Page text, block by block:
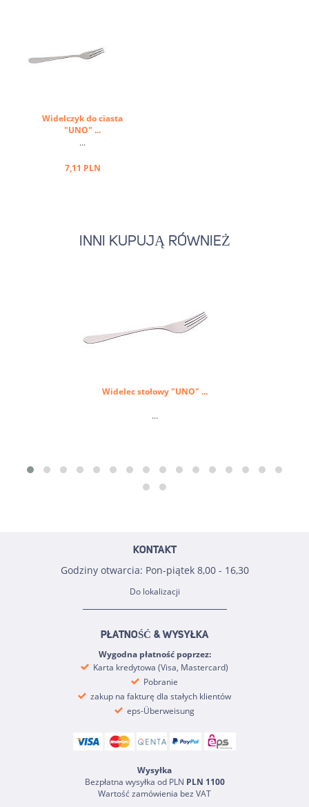
Widelczyk do ciasta
"UNO" ...
...
7,11 PLN
INNI KUPUJĄ RÓWNIEŻ
Widelec stołowy "UNO" ...
...
KONTAKT
Godziny otwarcia: Pon-piątek 8,00 - 16,30
Do lokalizacji
PŁATNOŚĆ & WYSYŁKA
Wygodna płatność poprzez:
Karta kredytowa (Visa, Mastercard)
Pobranie
zakup na fakturę dla stałych klientów
eps-Überweisung
Wysyłka
Bezpłatna wysyłka od PLN PLN 1100
Wartość zamówienia bez VAT